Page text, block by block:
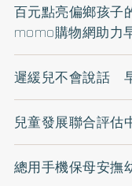
百元點亮偏鄉孩子
momo購物網助力
遲緩兒不會說話
兒童發展聯合評估
總用手機保母安